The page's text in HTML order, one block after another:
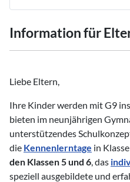
Information für
Liebe Eltern,
Ihre Kinder werden mit G9
bieten im neunjährigen
unterstützendes
die Kennenlerntage in
den Klassen 5 und 6, das
speziell ausgebildete und